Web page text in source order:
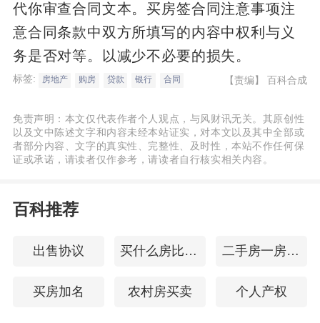
代你审查合同文本。买房签合同注意事项注
意合同条款中双方所填写的内容中权利与义
务是否对等。以减少不必要的损失。
标签: 房地产 购房 贷款 银行 合同 【责编】 百科合成
免责声明：本文仅代表作者个人观点，与风财讯无关。其原创性
以及文中陈述文字和内容未经本站证实，对本文以及其中全部或
者部分内容、文字的真实性、完整性、及时性，本站不作任何保
证或承诺，请读者仅作参考，请读者自行核实相关内容。
百科推荐
出售协议 买什么房比较好 二手房一房多卖
买房加名 农村房买卖 个人产权